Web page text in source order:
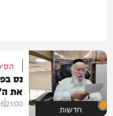
חדשות
נס
את
21:00